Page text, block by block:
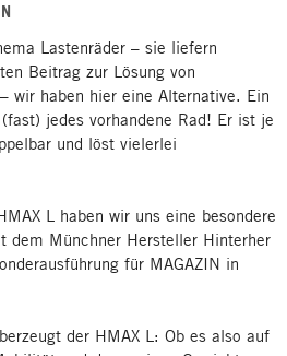
Lastenräder – sie liefern
Beitrag zur Lösung von
wir haben hier eine Alternative. Ein
jedes vorhandene Rad! Er ist je
und löst vielerlei
L haben wir uns eine besondere
dem Münchner Hersteller Hinterher
für MAGAZIN in
der HMAX L: Ob es also auf